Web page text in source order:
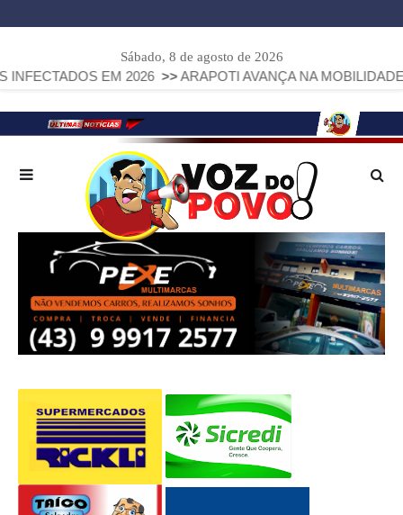
Sábado, 8 de agosto de 2026
EM 2026 >>ARAPOTI AVANÇA NA MOBILIDADE